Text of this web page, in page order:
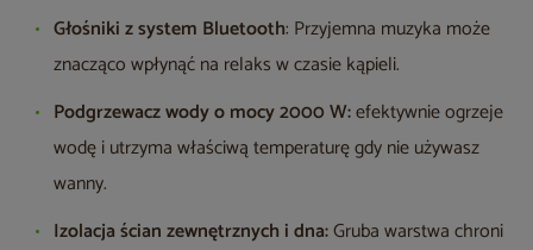
Głośniki z system Bluetooth: Przyjemna muzyka może
znacząco wpłynąć na relaks w czasie kąpieli.
Podgrzewacz wody o mocy 2000 W:efektywnie ogrzeje
wodę i utrzyma właściwą temperaturę gdy nie używasz
wanny.
Izolacja ścian zewnętrznych i dna:Gruba warstwa chroni